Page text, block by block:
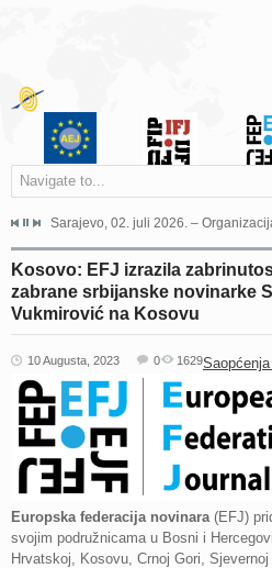
Navigate to...
Grada Sarajeva povodom Dana Sarajeva
Sarajevo, 02. juli 2026. –
Kosovo: EFJ izrazila
zabrane srbijanske novinarke
Vukmirović na Kosovu
10 Augusta, 2023 0 1629
Europska federacija novinara (EFJ)
svojim podružnicama u Bosni i
Hrvatskoj, Kosovu, Crnoj Gori, Sjevernoj